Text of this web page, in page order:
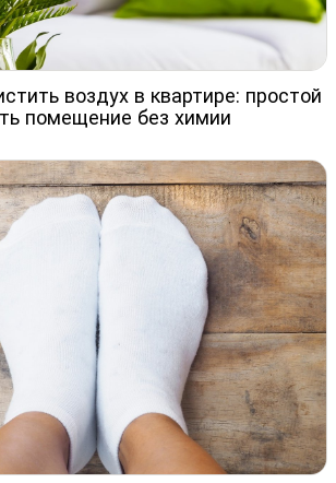
воздух в квартире: простой
помещение без химии